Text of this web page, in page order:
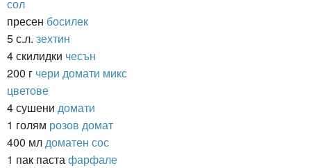
сол
пресен босилек
5 с.л. зехтин
4 скилидки чесън
200 г чери домати микс
цветове
4 сушени домати
1 голям розов домат
400 мл доматен сос
1 пак паста фарфале